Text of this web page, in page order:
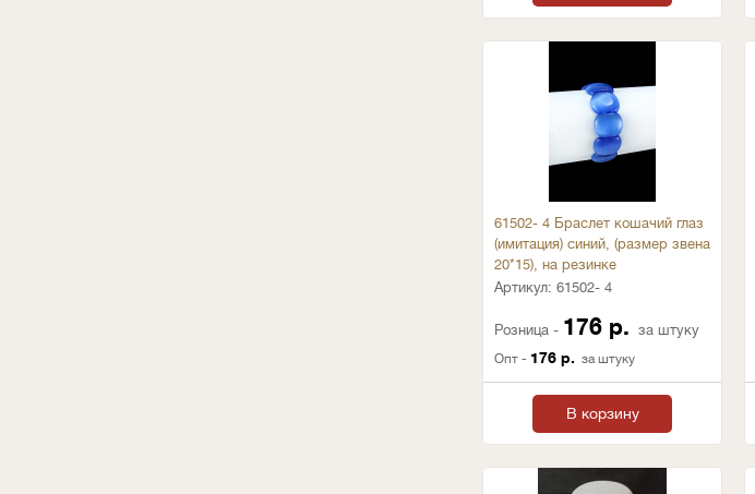
61502- 4 Браслет кошачий глаз
(имитация) синий, (размер звена
20*15), на резинке
Артикул: 61502- 4
Розница - 176 р. за штуку
Опт - 176 р. за штуку
В корзину